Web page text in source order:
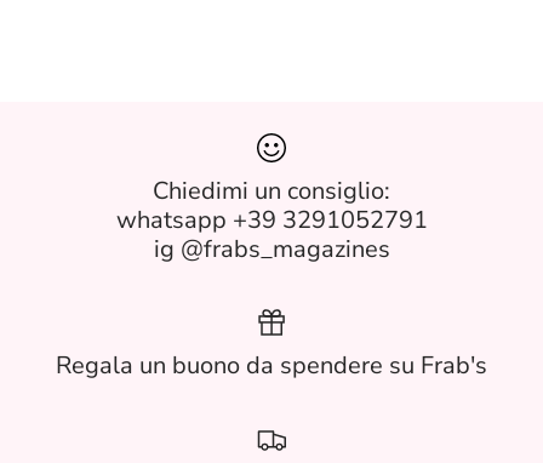
Chiedimi un consiglio:
whatsapp +39 3291052791
ig @frabs_magazines
Regala un buono da spendere su Frab's